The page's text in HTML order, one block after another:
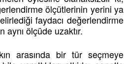
ölçütlerinin yerini ya
faydacı değerlendirme
aynı ölçüde uzaktır.
arasında bir tür seçmeye